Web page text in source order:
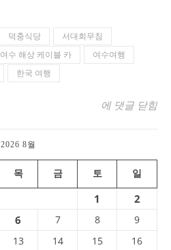
덕충식당
서대회무침
여수 해상 케이블 카
여수여행
한국 여행
여수 여행 : 아
에 댓글 닫힘
2026 8월
목 금 토 일
1 2
6 7 8
9
13 14 15
16